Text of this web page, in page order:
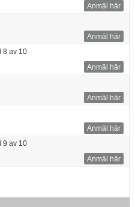
Anmäl här
Anmäl här
8 av 10
Anmäl här
Anmäl här
Anmäl här
9 av 10
Anmäl här